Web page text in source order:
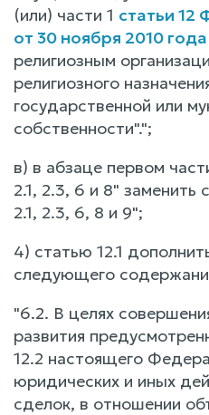
(или) части 1 статьи 12
от 30 ноября 2010
религиозным
религиозного
государственной или
собственности".";
в) в абзаце первом
2.1, 2.3, 6 и 8" заменить
2.1, 2.3, 6, 8 и 9";
4) статью 12.1
следующего
"6.2. В целях
развития
12.2 настоящего
юридических и иных
сделок, в отношении